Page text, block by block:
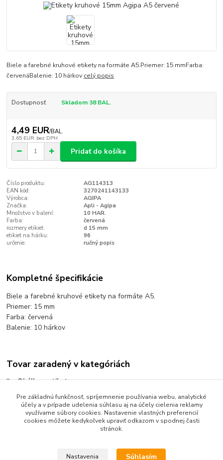
Biele a farebné kruhové etikety na formáte A5.Priemer: 15 mmFarba:
červenáBalenie: 10 hárkov celý popis
Dostupnosť Skladom 38 BAL.
4,49 EUR/BAL.
3,65 EUR bez DPH
Pridať do košíka
Číslo produktu:
AG114313
EAN kód:
3270241143133
Výrobca:
AGIPA
Značka:
Apli - Agipa
Množstvo v balení:
10 HAR.
Farba:
červená
rozmery etikiet:
d 15 mm
etikiet na hárku:
96
určenie:
ručný popis
Kompletné špecifikácie
Biele a farebné kruhové etikety na formáte A5.
Priemer: 15 mm
Farba: červená
Balenie: 10 hárkov
Tovar zaradený v kategóriách
Obálky a etikety
Etikety označovacie kruhové
Farebné kruhové etikety
Pre základnú funkčnosť, spríjemnenie používania webu, analytické
účely a v prípade udelenia súhlasu aj na účely cielenia reklamy
využívame súbory cookies. Nastavenie vlastných preferencií
cookies môžete kedykoľvek upraviť odkazom v spodnej časti
stránok.
Nastavenia Súhlasím